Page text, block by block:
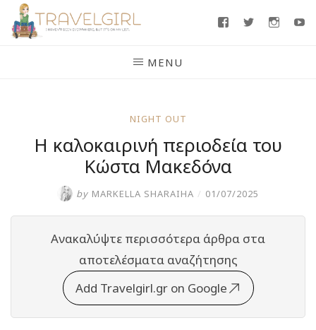
Skip
FacebookTwitter
MENU
NIGHT OUT
Η καλοκαιρινή περιοδεία του
Κώστα Μακεδόνα
by MARKELLA SHARAIHA / 01/07/2025
Ανακαλύψτε περισσότερα άρθρα στα
αποτελέσματα αναζήτησης
Add Travelgirl.gr on Google